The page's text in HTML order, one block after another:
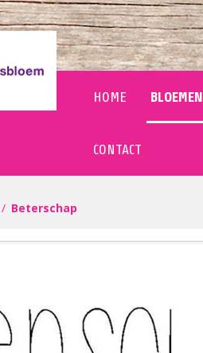
HOME BLOEMEN
CONTACT
Beterschap